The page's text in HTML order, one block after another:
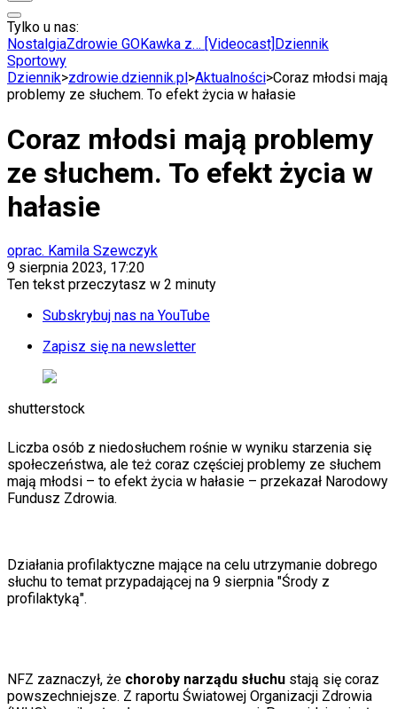
Anuluj
Wiadomości
Świat
Polityka
Ciekawostki
Gospodarka
Aktualności
Emerytury
Finanse
Praca
Twoje finanse
Finanse
KSEF
Auto
Aktualności
Auta ekologiczne
Automotive
Paliwo
Premiery
Testy
Życie gwiazd
Aktualności
Edukacja
Aktualności
Matura
Porady
Święta
Tylko u nas:
NostalgiaZdrowie GOKawka z… [Videocast] Dziennik
Sportowy
Dziennik>zdrowie.dziennik.pl >Aktualności>Coraz młodsi mają
problemy ze słuchem. To efekt życia w hałasie
Coraz młodsi mają problemy
ze słuchem. To efekt życia w
hałasie
oprac. Kamila Szewczyk
9 sierpnia 2023, 17:20
Ten tekst przeczytasz w 2 minuty
Subskrybuj nas na YouTube
Zapisz się na newsletter
shutterstock
Liczba osób z niedosłuchem rośnie w wyniku starzenia się
społeczeństwa, ale też coraz częściej problemy ze słuchem
mają młodsi – to efekt życia w hałasie – przekazał Narodowy
Fundusz Zdrowia.
Działania profilaktyczne mające na celu utrzymanie dobrego
słuchu to temat przypadającej na 9 sierpnia "Środy z
profilaktyką".
NFZ zaznaczył, że choroby narządu słuchu stają się coraz
powszechniejsze. Z raportu Światowej Organizacji Zdrowia